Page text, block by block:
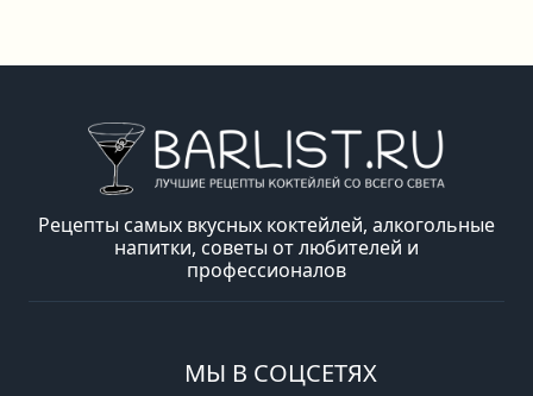
Рецепты самых вкусных коктейлей, алкогольные
напитки, советы от любителей и
профессионалов
МЫ В СОЦСЕТЯХ